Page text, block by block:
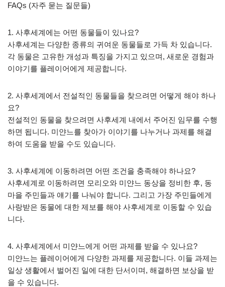
FAQs (자주 묻는 질문들)
1. 사후세계에는 어떤 동물들이 있나요?
사후세계는 다양한 종류의 귀여운 동물들로 가득 차 있습니다.
각 동물은 고유한 개성과 특징을 가지고 있으며, 새로운 경험과
이야기를 플레이어에게 제공합니다.
2. 사후세계에서 전설적인 동물들을 찾으려면 어떻게 해야 하나
요?
전설적인 동물을 찾으려면 사후세계 내에서 주어진 임무를 수행
하면 됩니다. 미얀느를 찾아가 이야기를 나누거나 과제를 해결
하여 도움을 받을 수도 있습니다.
3. 사후세계에 이동하려면 어떤 조건을 충족해야 하나요?
사후세계로 이동하려면 모리오와 미얀느 동상을 정비한 후, 동
마을 주민들과 얘기를 나눠야 합니다. 그리고 가장 주민들에게
사랑받은 동물에 대한 제보를 해야 사후세계로 이동할 수 있습
니다.
4. 사후세계에서 미얀느에게 어떤 과제를 받을 수 있나요?
미얀느는 플레이어에게 다양한 과제를 제공합니다. 이들 과제는
일상 생활에서 벌어진 일에 대한 단서이며, 해결하면 보상을 받
을 수 있습니다.